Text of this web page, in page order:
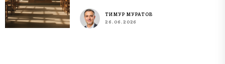
ТИМУР МУРАТОВ
26.06.2026